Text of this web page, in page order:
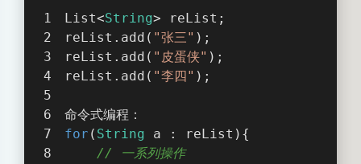
List<String> reList;
reList.add( "张三" );
reList.add( "皮蛋侠" );
reList.add( "李四" );
命令式编程：
for ( String a : reList){
// 一系列操作